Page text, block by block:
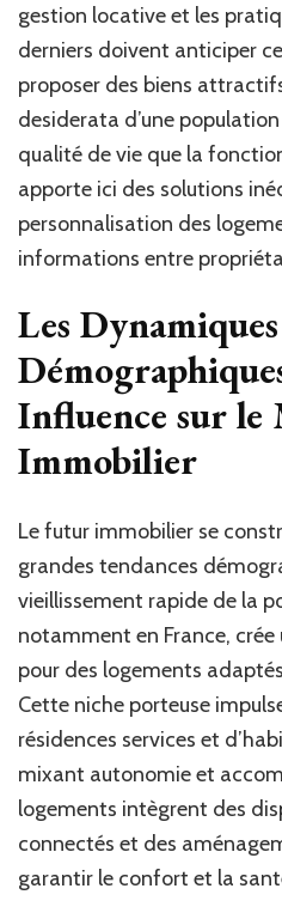
gestion locative et les
derniers doivent anticiper
proposer des biens
desiderata d’une
qualité de vie que la
apporte ici des solutions
personnalisation des
informations entre
Les Dynamiques
Influence sur le
Immobilier
Le futur immobilier se
grandes tendances
vieillissement rapide de la
notamment en France,
pour des logements
Cette niche porteuse
résidences services et
mixant autonomie et
logements intègrent des
connectés et des
garantir le confort et la